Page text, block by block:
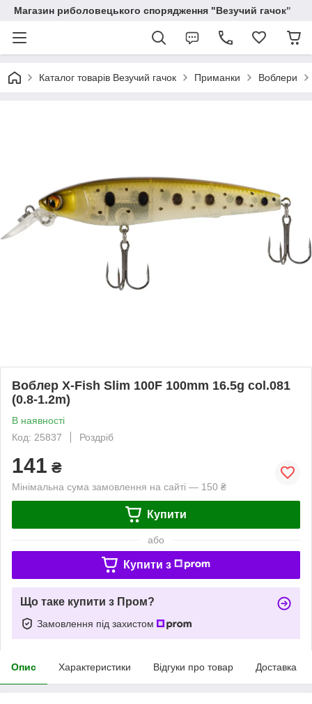
Магазин риболовецького спорядження "Везучий гачок"
Каталог товарів Везучий гачок Приманки Воблери
Воблер X-Fish Slim 100F 100mm 16.5g col.081
(0.8-1.2m)
В наявності
Код: 25837
Роздріб
141 ₴
Мінімальна сума замовлення на сайті — 150 ₴
Купити
або
Купити з
Що таке купити з Пром?
Замовлення під захистом
Опис Характеристики Відгуки про товар Доставка